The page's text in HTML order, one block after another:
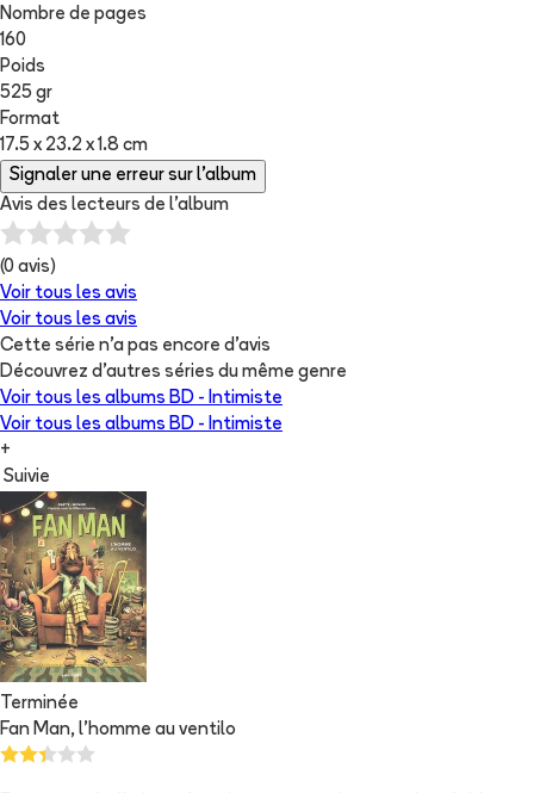
Nombre de pages
160
Poids
525 gr
Format
17.5 x 23.2 x 1.8 cm
Signaler une erreur sur l'album
Avis des lecteurs de l'album
(0 avis)
Voir tous les avis
Voir tous les avis
Cette série n'a pas encore d'avis
Découvrez d'autres séries du même genre
Voir tous les albums BD - Intimiste
Voir tous les albums BD - Intimiste
+
Suivie
Terminée
Fan Man, l'homme au ventilo